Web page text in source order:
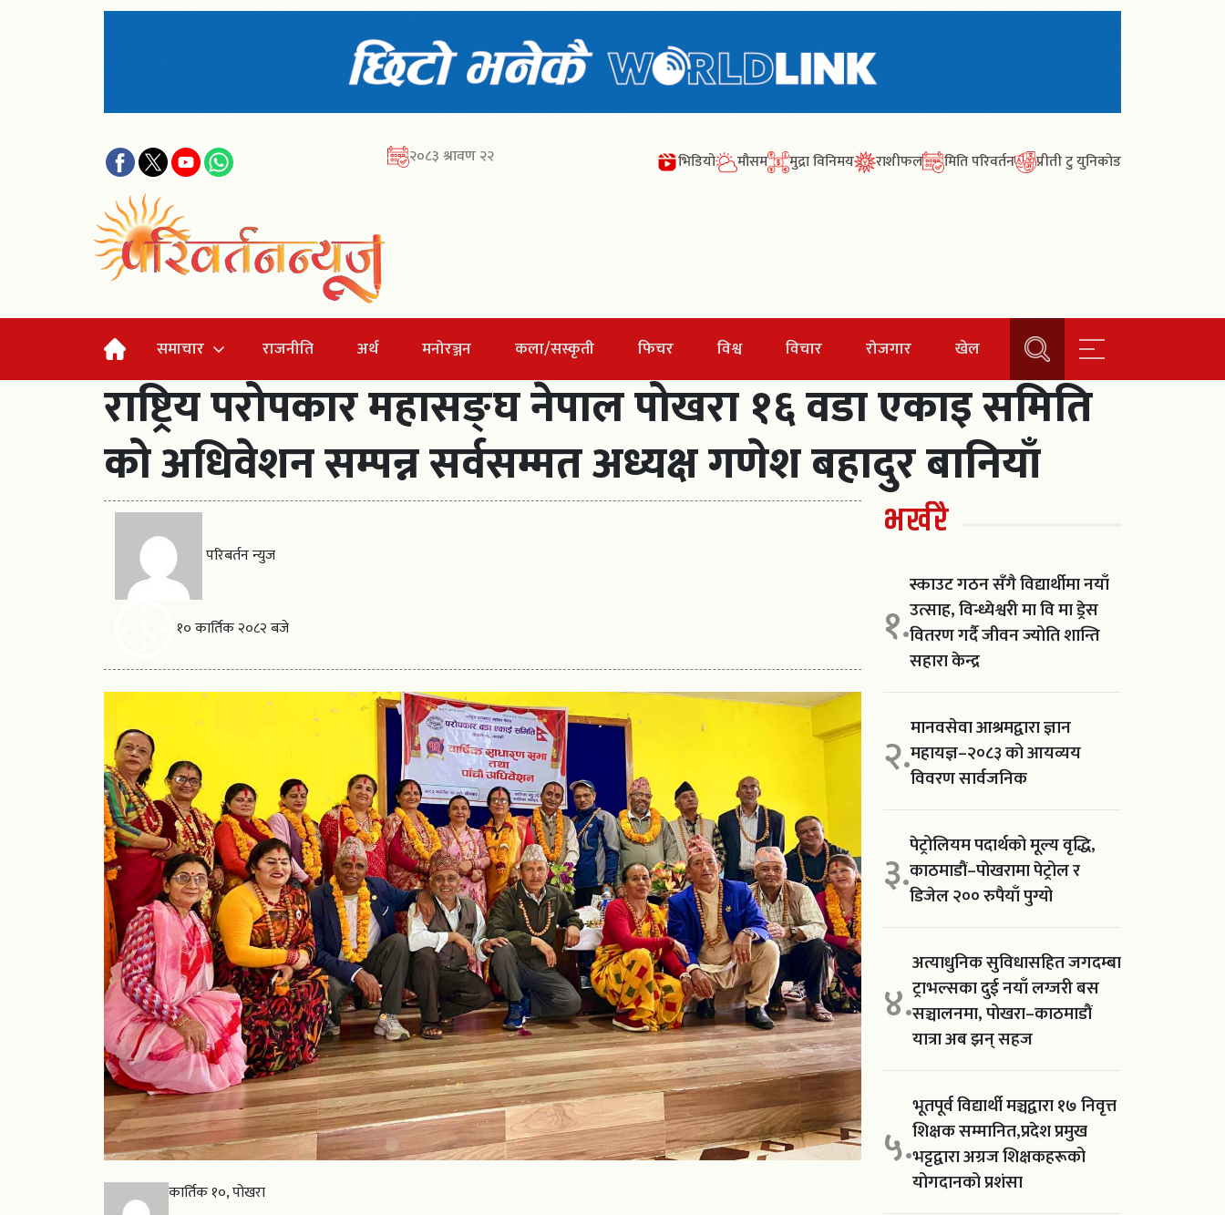
२०८३ श्रावण २२ भिडियो मौसम मुद्रा विनिमय राशीफल मिति परिवर्तन प्रीती टु युनिकोड
समाचार राजनीति अर्थ मनोरञ्जन कला/सस्कृती फिचर विश्व विचार रोजगार खेल
राष्ट्रिय परोपकार महासङ्घ नेपाल पोखरा १६ वडा एकाइ समिति
को अधिवेशन सम्पन्न सर्वसम्मत अध्यक्ष गणेश बहादुर बानियाँ
परिबर्तन न्युज
१० कार्तिक २०८२ बजे
कार्तिक १०, पोखरा
भर्खरै
१.
स्काउट गठन सँगै विद्यार्थीमा नयाँ
उत्साह, विन्ध्येश्वरी मा वि मा ड्रेस
वितरण गर्दै जीवन ज्योति शान्ति
सहारा केन्द्र
२.मानवसेवा आश्रमद्वारा ज्ञान
महायज्ञ–२०८३ को आयव्यय
विवरण सार्वजनिक
३.पेट्रोलियम पदार्थको मूल्य वृद्धि,
काठमाडौं–पोखरामा पेट्रोल र
डिजेल २०० रुपैयाँ पुग्यो
४.
अत्याधुनिक सुविधासहित जगदम्बा
ट्राभल्सका दुई नयाँ लग्जरी बस
सञ्चालनमा, पोखरा–काठमाडौं
यात्रा अब झन् सहज
५.
भूतपूर्व विद्यार्थी मञ्चद्वारा १७ निवृत्त
शिक्षक सम्मानित,प्रदेश प्रमुख
भट्टद्वारा अग्रज शिक्षकहरूको
योगदानको प्रशंसा